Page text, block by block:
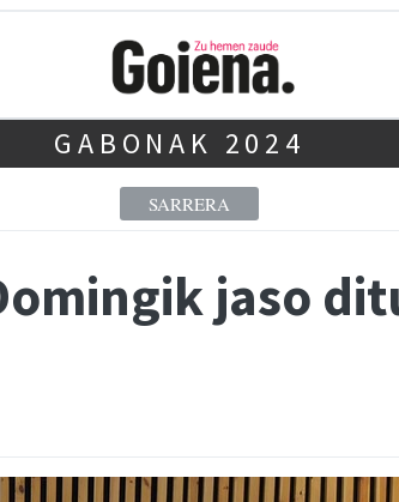
GABONAK 2024
SARRERA
jaso